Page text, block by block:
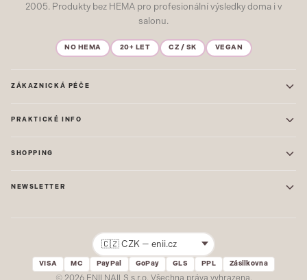
2005. Produkty bez HEMA pro profesionální výsledky doma i v
salonu.
NO HEMA 20+ LET CZ / SK VEGAN
ZÁKAZNICKÁ PÉČE
Časté dotazy
Mapa stránek
PRAKTICKÉ INFO
Prodejna: Uherské Hradiště
Ochrana osobních údajů
SHOPPING
GEL LAKY
NEWSLETTER
Žádný spam. Odhlásit se lze kdykoliv.
© 2026 ENII NAILS s.r.o. Všechna práva vyhrazena.
VISA MC PayPal GoPay GLS PPL Zásilkovna